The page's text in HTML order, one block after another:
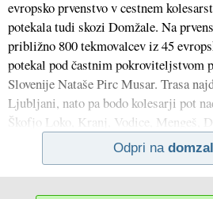
evropsko prvenstvo v cestnem
potekala tudi skozi Domžale. Na
približno 800 tekmovalcev iz 45
potekal pod častnim pokroviteljstvom
Slovenije Nataše Pirc Musar. Trasa
Ljubljani, nato pa bodo kolesarji pot
Škofjo Loko, Kranj, Vodice, Mengeš,
Odpri na